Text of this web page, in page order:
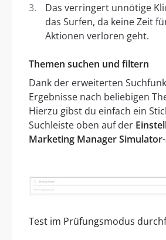
Das verringert unnötige
das Surfen, da keine Zeit
Aktionen verloren geht.
Themen suchen und filtern
Dank der erweiterten
Ergebnisse nach beliebigen
Hierzu gibst du einfach ein
Suchleiste oben auf der
Marketing Manager
Test im Prüfungsmodus